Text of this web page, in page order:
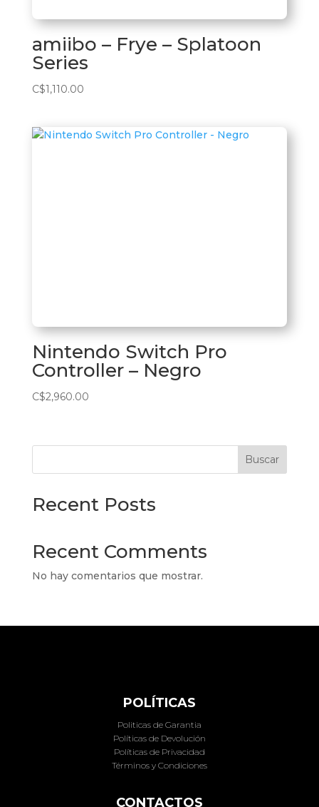
amiibo – Frye – Splatoon
Series
C$1,110.00
Nintendo Switch Pro
Controller – Negro
C$2,960.00
Buscar
Recent Posts
Recent Comments
No hay comentarios que mostrar.
POLÍTICAS
Politicas de Garantia
Políticas de Devolución
Políticas de Privacidad
Términos y Condiciones
CONTACTOS